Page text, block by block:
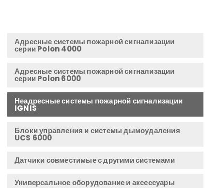
Адресные системы пожарной сигнализации
серии Polon 4000
Адресные системы пожарной сигнализации
серии Polon 6000
Неадресные системы пожарной сигнализации
IGNIS
Блоки управления и системы дымоудаления
UCS 6000
Датчики совместимые с другими системами
Универсальное оборудование и аксессуары